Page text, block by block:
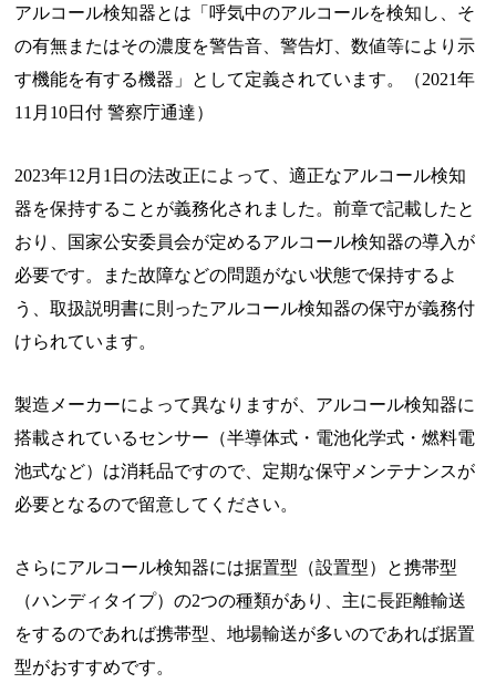
アルコール検知器とは「呼気中のアルコールを検知し、そ
の有無またはその濃度を警告音、警告灯、数値等により示
す機能を有する機器」として定義されています。（2021年
11月10日付 警察庁通達）
2023年12月1日の法改正によって、適正なアルコール検知
器を保持することが義務化されました。前章で記載したと
おり、国家公安委員会が定めるアルコール検知器の導入が
必要です。また故障などの問題がない状態で保持するよ
う、取扱説明書に則ったアルコール検知器の保守が義務付
けられています。
製造メーカーによって異なりますが、アルコール検知器に
搭載されているセンサー（半導体式・電池化学式・燃料電
池式など）は消耗品ですので、定期な保守メンテナンスが
必要となるので留意してください。
さらにアルコール検知器には据置型（設置型）と携帯型
（ハンディタイプ）の2つの種類があり、主に長距離輸送
をするのであれば携帯型、地場輸送が多いのであれば据置
型がおすすめです。